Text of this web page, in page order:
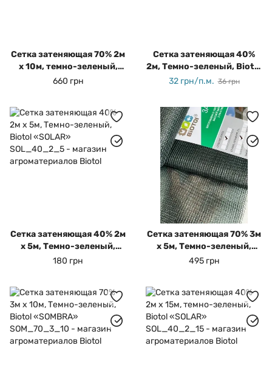
Сетка затеняющая 70% 2м
х 10м, темно-зеленый,
Biotol, «SOMBRA»
660 грн
Сетка затеняющая 40%
2м, Темно-зеленый, Biotol
«SOLAR», на отрез
32 грн/п.м. 36 грн
Сетка затеняющая 40% 2м
х 5м, Темно-зеленый,
Biotol «SOLAR»
180 грн
Сетка затеняющая 70% 3м
х 5м, Темно-зеленый,
Biotol, «SOMBRA»
495 грн